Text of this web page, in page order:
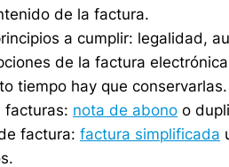
de la factura.
a cumplir: legalidad,
de la factura
tiempo hay que conservarlas.
facturas: nota de abono o
factura: factura simplificada